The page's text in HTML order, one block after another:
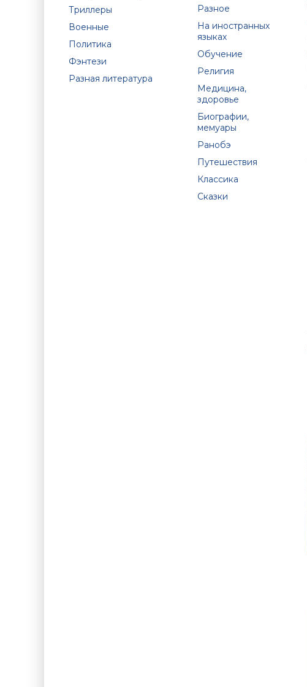
Триллеры
Военные
Политика
Фэнтези
Разная литература
Разное
На иностранных
языках
Обучение
Религия
Медицина,
здоровье
Биографии,
мемуары
Ранобэ
Путешествия
Классика
Сказки